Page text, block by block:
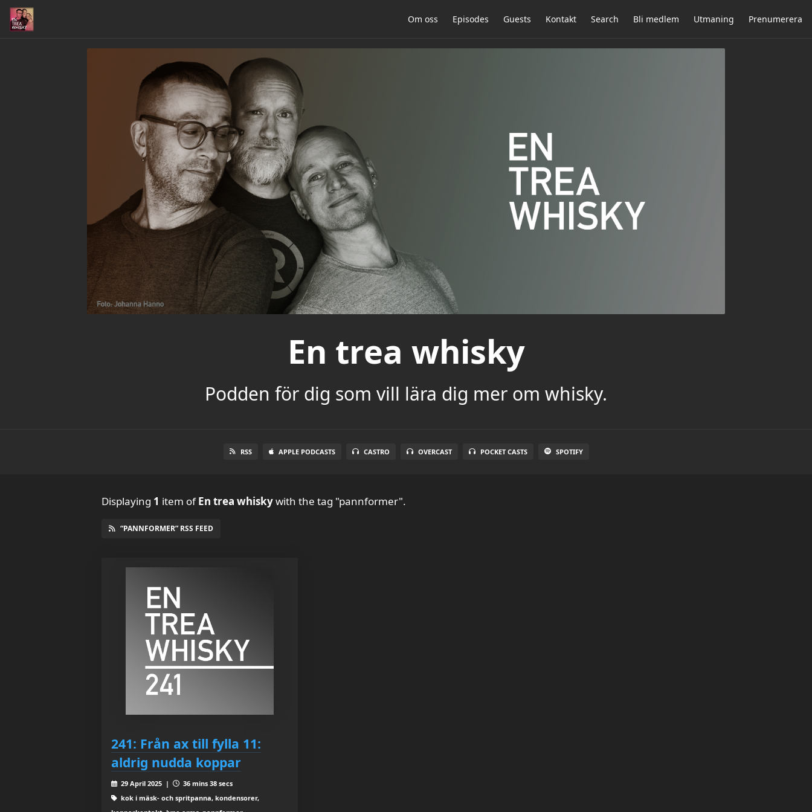
Om oss Episodes Guests Kontakt Search Bli medlem Utmaning Prenumerera
En trea whisky
Podden för dig som vill lära dig mer om whisky.
RSS APPLE PODCASTS CASTRO OVERCAST POCKET CASTS SPOTIFY
Displaying 1 item ofEn trea whiskywith the tag "pannformer".
“PANNFORMER” RSS FEED
241: Från ax till fylla 11:
aldrig nudda koppar
29 April 2025 |
36 mins 38 secs
kok i mäsk- och spritpanna, kondensorer,